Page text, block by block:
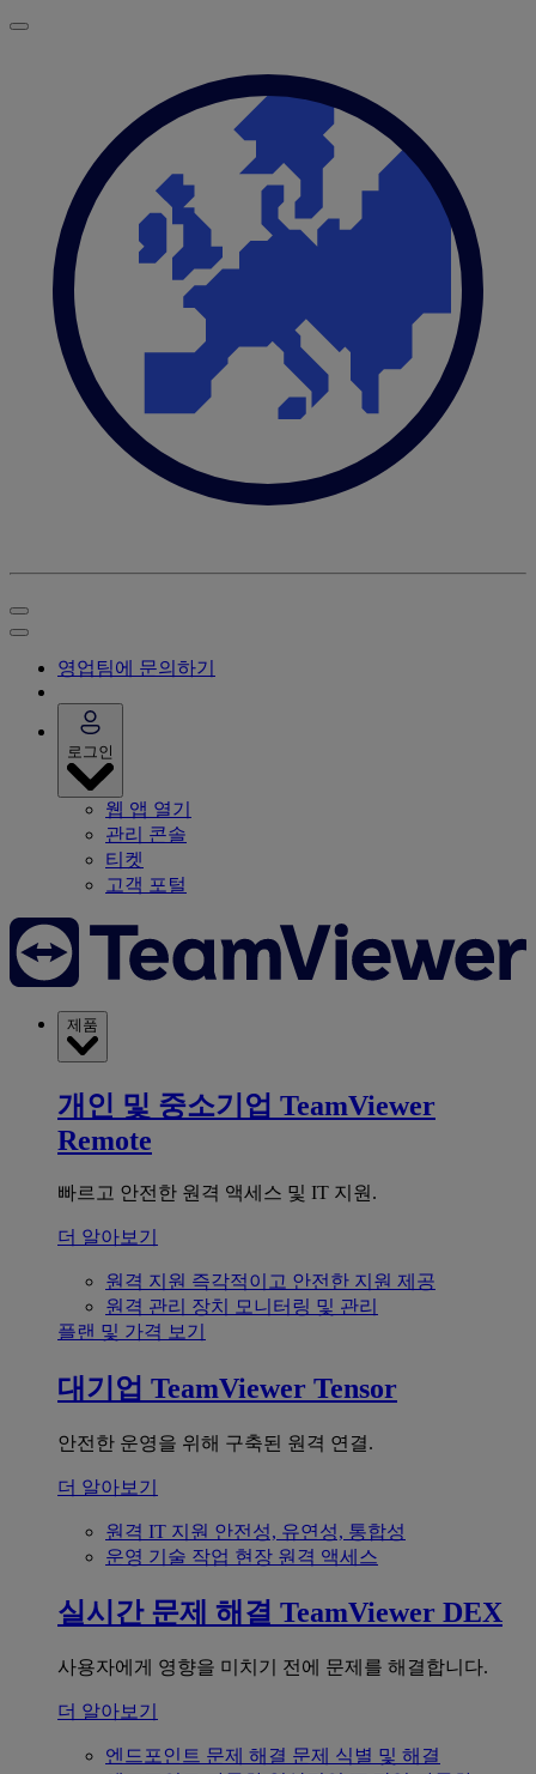
영업팀에 문의하기
로그인
웹 앱 열기
관리 콘솔
티켓
고객 포털
제품
개인 및 중소기업 TeamViewer
Remote
빠르고 안전한 원격 액세스 및 IT 지원.
더 알아보기
원격 지원 즉각적이고 안전한 지원 제공
원격 관리 장치 모니터링 및 관리
플랜 및 가격 보기
대기업 TeamViewer Tensor
안전한 운영을 위해 구축된 원격 연결.
더 알아보기
원격 IT 지원 안전성, 유연성, 통합성
운영 기술 작업 현장 원격 액세스
실시간 문제 해결 TeamViewer DEX
사용자에게 영향을 미치기 전에 문제를 해결합니다.
더 알아보기
엔드포인트 문제 해결 문제 식별 및 해결